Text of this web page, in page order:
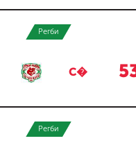
Регби
С�
Регби